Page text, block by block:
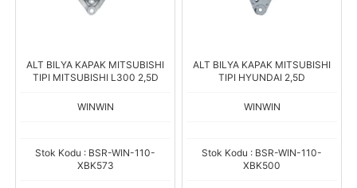
ALT BILYA KAPAK MITSUBISHI
TIPI MITSUBISHI L300 2,5D
WINWIN
Stok Kodu : BSR-WIN-110-
XBK573
ALT BILYA KAPAK MITSUBISHI
TIPI HYUNDAI 2,5D
WINWIN
Stok Kodu : BSR-WIN-110-
XBK500